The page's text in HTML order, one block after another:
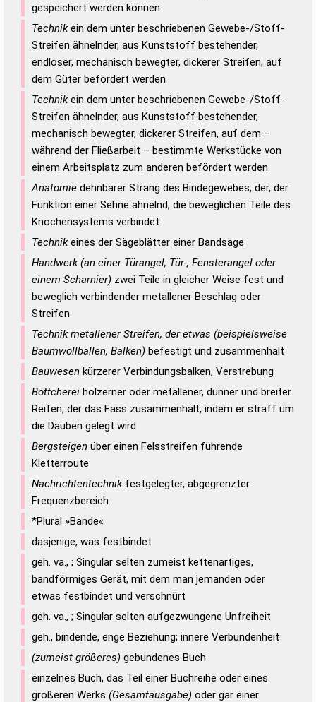
gespeichert werden können
Technikein dem unter beschriebenen Gewebe-/Stoff-
Streifen ähnelnder, aus Kunststoff bestehender,
endloser, mechanisch bewegter, dickerer Streifen, auf
dem Güter befördert werden
Technikein dem unter beschriebenen Gewebe-/Stoff-
Streifen ähnelnder, aus Kunststoff bestehender,
mechanisch bewegter, dickerer Streifen, auf dem –
während der Fließarbeit – bestimmte Werkstücke von
einem Arbeitsplatz zum anderen befördert werden
Anatomie dehnbarer Strang des Bindegewebes, der, der
Funktion einer Sehne ähnelnd, die beweglichen Teile des
Knochensystems verbindet
Technikeines der Sägeblätter einer Bandsäge
Handwerk (an einer Türangel, Tür-, Fensterangel oder
einem Scharnier) zwei Teile in gleicher Weise fest und
beweglich verbindender metallener Beschlag oder
Streifen
Technik metallener Streifen, der etwas (beispielsweise
Baumwollballen, Balken) befestigt und zusammenhält
Bauwesen kürzerer Verbindungsbalken, Verstrebung
Böttcherei hölzerner oder metallener, dünner und breiter
Reifen, der das Fass zusammenhält, indem er straff um
die Dauben gelegt wird
Bergsteigen über einen Felsstreifen führende
Kletterroute
Nachrichtentechnikfestgelegter, abgegrenzter
Frequenzbereich
*Plural »Bande«
dasjenige, was festbindet
geh. va., ; Singular selten zumeist kettenartiges,
bandförmiges Gerät, mit dem man jemanden oder
etwas festbindet und verschnürt
geh. va., ; Singular selten aufgezwungene Unfreiheit
geh., bindende, enge Beziehung; innere Verbundenheit
(zumeist größeres) gebundenes Buch
einzelnes Buch, das Teil einer Buchreihe oder eines
größeren Werks (Gesamtausgabe) oder gar einer